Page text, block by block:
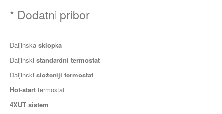
* Dodatni pribor
Daljinska sklopka
Daljinski standardni termostat
Daljinski složeniji termostat
Hot-start termostat
4XUT sistem